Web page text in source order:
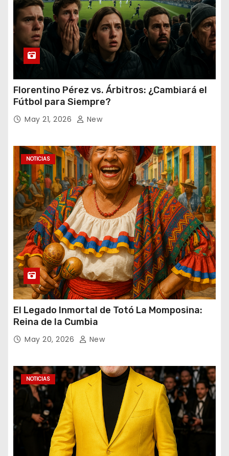
Florentino Pérez vs. Árbitros: ¿Cambiará el
Fútbol para Siempre?
May 21, 2026 New
NOTICIAS
El Legado Inmortal de Totó La Momposina:
Reina de la Cumbia
May 20, 2026 New
NOTICIAS